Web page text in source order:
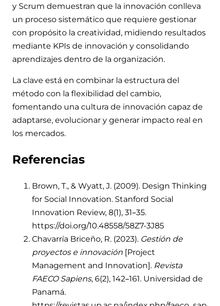
y Scrum demuestran que la innovación conlleva
un proceso sistemático que requiere gestionar
con propósito la creatividad, midiendo resultados
mediante KPIs de innovación y consolidando
aprendizajes dentro de la organización.
La clave está en combinar la estructura del
método con la flexibilidad del cambio,
fomentando una cultura de innovación capaz de
adaptarse, evolucionar y generar impacto real en
los mercados.
Referencias
Brown, T., & Wyatt, J. (2009). Design Thinking
for Social Innovation. Stanford Social
Innovation Review, 8(1), 31–35.
https://doi.org/10.48558/58Z7-3J85
Chavarría Briceño, R. (2023). Gestión de
proyectos e innovación [Project
Management and Innovation]. Revista
FAECO Sapiens, 6(2), 142–161. Universidad de
Panamá.